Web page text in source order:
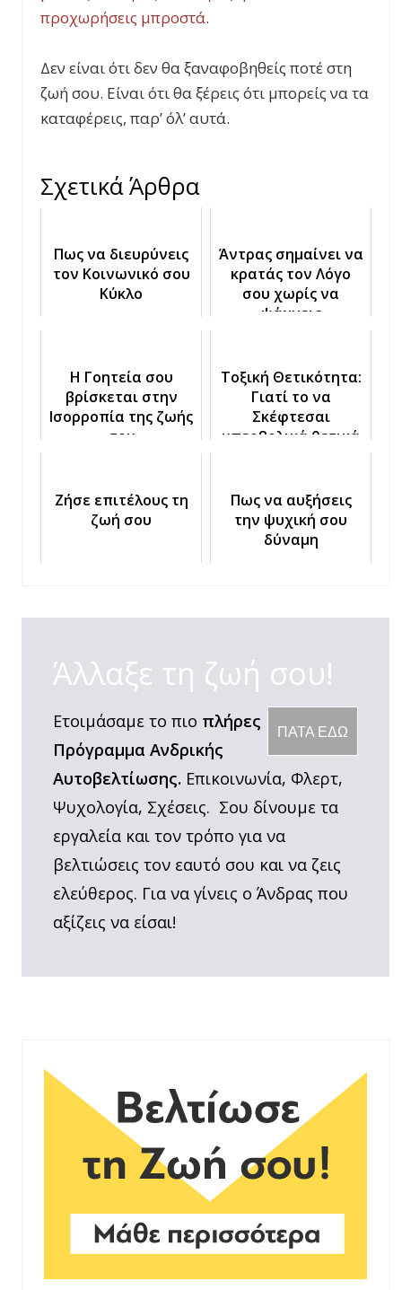
προχωρήσεις μπροστά.
Δεν είναι ότι δεν θα ξαναφοβηθείς ποτέ στη
ζωή σου. Είναι ότι θα ξέρεις ότι μπορείς να τα
καταφέρεις, παρ’ όλ’ αυτά.
Σχετικά Άρθρα
Πως να διευρύνεις
τον Κοινωνικό σου
Κύκλο
Άντρας σημαίνει να
κρατάς τον Λόγο
σου χωρίς να
ψάχνεις
Η Γοητεία σου
βρίσκεται στην
Ισορροπία της ζωής
σου
Τοξική Θετικότητα:
Γιατί το να
Σκέφτεσαι
υπερβολικά θετικά
Ζήσε επιτέλους τη
ζωή σου
Πως να αυξήσεις
την ψυχική σου
δύναμη
Άλλαξε τη ζωή σου!
ΠΑΤΑ ΕΔΩ
Ετοιμάσαμε το πιο πλήρες
Πρόγραμμα Ανδρικής
Αυτοβελτίωσης. Επικοινωνία, Φλερτ,
Ψυχολογία, Σχέσεις. Σου δίνουμε τα
εργαλεία και τον τρόπο για να
βελτιώσεις τον εαυτό σου και να ζεις
ελεύθερος. Για να γίνεις ο Άνδρας που
αξίζεις να είσαι!